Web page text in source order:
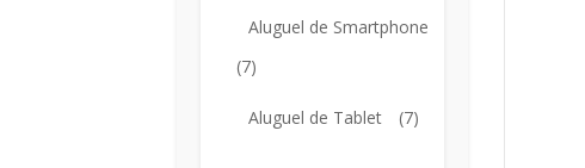
Aluguel de Smartphone
(7)
Aluguel de Tablet (7)